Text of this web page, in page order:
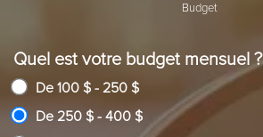
Budget
Quel est votre budget mensuel ?
De 100 $ - 250 $
De 250 $ - 400 $